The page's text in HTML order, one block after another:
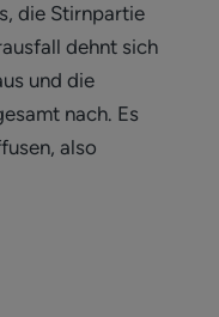
die Stirnpartie
dehnt sich
und die
nach. Es
also